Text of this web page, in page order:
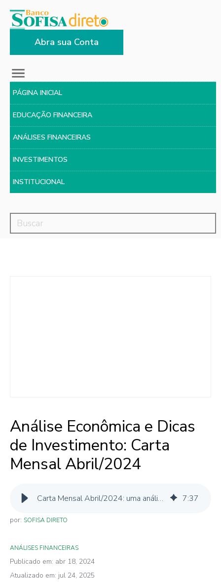
Abra sua Conta
PÁGINA INICIAL
EDUCAÇÃO FINANCEIRA
ANÁLISES FINANCEIRAS
INVESTIMENTOS
INSTITUCIONAL
Análise Econômica e Dicas
de Investimento: Carta
Mensal Abril/2024
Carta Mensal Abril/2024: uma análise do Cenário Macroeconômico atual 7:37
por: SOFISA DIRETO
ANÁLISES FINANCEIRAS
Publicado em: abr 18, 2024
Atualizado em: jul 24, 2025